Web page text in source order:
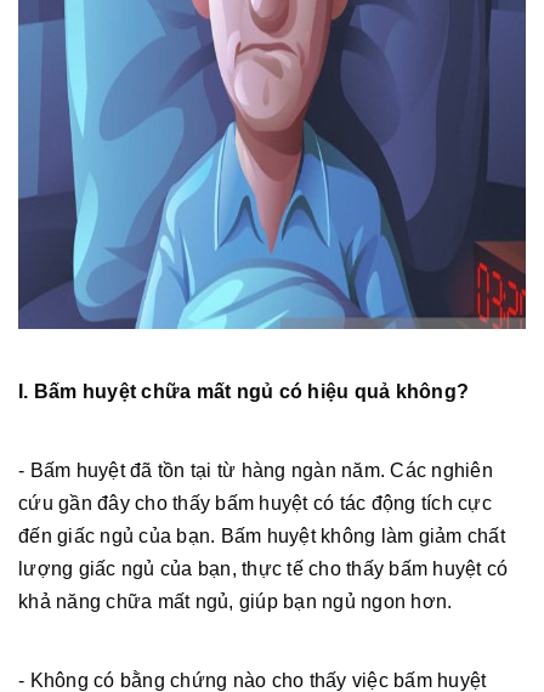
I. Bấm huyệt chữa mất ngủ có hiệu quả không?
- Bấm huyệt đã tồn tại từ hàng ngàn năm. Các nghiên
cứu gần đây cho thấy bấm huyệt có tác động tích cực
đến giấc ngủ của bạn. Bấm huyệt không làm giảm chất
lượng giấc ngủ của bạn, thực tế cho thấy bấm huyệt có
khả năng chữa mất ngủ, giúp bạn ngủ ngon hơn.
- Không có bằng chứng nào cho thấy việc bấm huyệt